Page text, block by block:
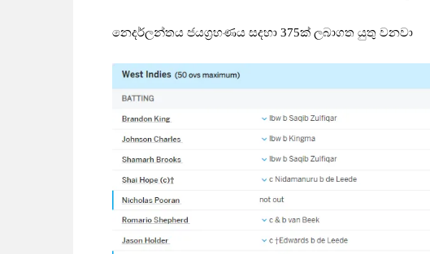
නෙදර්ලන්තය ජයග්‍රහණය සදහා 375ක් ලබාගත යුතු වනවා